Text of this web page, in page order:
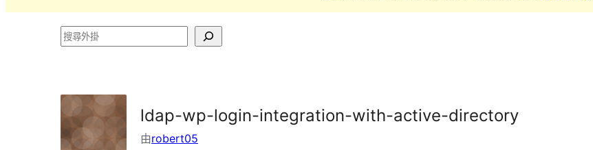
搜
掛
ldap-wp-login-integration-with-active-directory
由robert05